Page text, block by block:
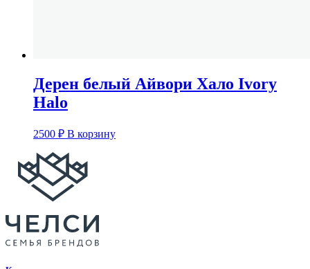
Дерен белый Айвори Хало Ivory
Halo
2500 ₽ В корзину